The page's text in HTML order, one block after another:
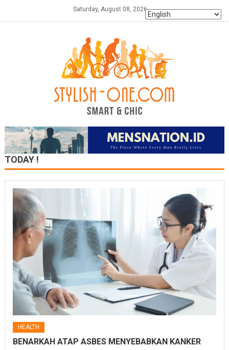
Saturday, August 08, 2026
TODAY !
HEALTH
BENARKAH ATAP ASBES MENYEBABKAN KANKER